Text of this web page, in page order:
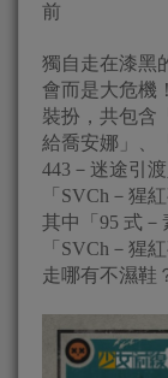
前
獨自走在漆黑
會而是大危機
裝扮，共包含
給喬安娜」、
443－迷途引
「SVCh－猩
其中「95 式－
「SVCh－猩
走哪有不濕鞋